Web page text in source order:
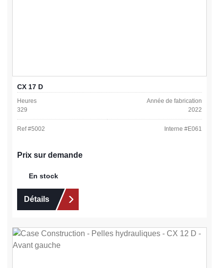
CX 17 D
Heures
329
Année de fabrication
2022
Ref #5002 Interne #E061
Prix sur demande
En stock
Détails